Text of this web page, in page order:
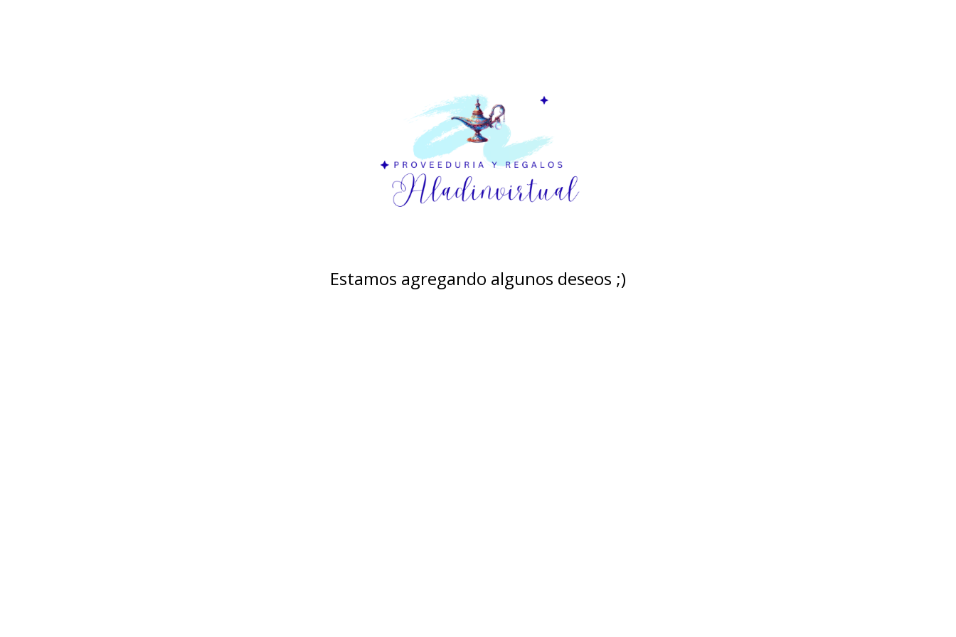
Estamos agregando algunos deseos ;)